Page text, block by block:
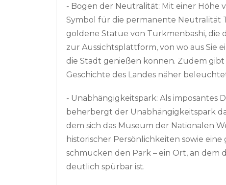
- Bogen der Neutralität: Mit einer Höhe
Symbol für die permanente Neutralität
goldene Statue von Turkmenbashi, die
zur Aussichtsplattform, von wo aus Sie
die Stadt genießen können. Zudem gibt
Geschichte des Landes näher
- Unabhängigkeitspark: Als imposantes
beherbergt der Unabhängigkeitspark
dem sich das Museum der Nationalen
historischer Persönlichkeiten sowie
schmücken den Park – ein Ort, an dem
deutlich spürbar ist.